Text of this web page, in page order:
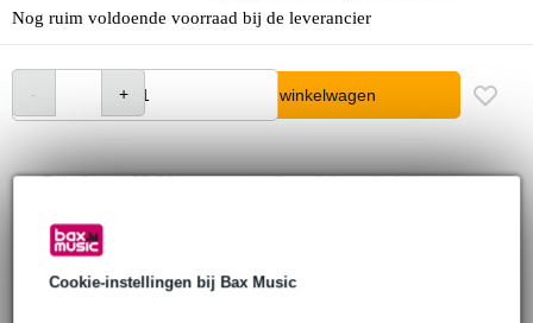
Cookie-instellingen bij Bax Music
Nog ruim voldoende voorraad bij de leverancier
In winkelwagen
Bestel voor 23:00 = over circa 3 werkdagen in huis
30 dagen 'niet goed geld terug' garantie
3 jaar Bax Music garantie